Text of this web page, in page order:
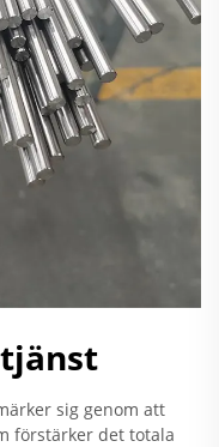
sig genom att
förstärker det totala